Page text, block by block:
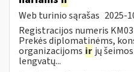
Web turinio sąrašas 2025-
Registracijos numeris
Prekės diplomatinėms,
organizacijoms ir jų
lengvatų...